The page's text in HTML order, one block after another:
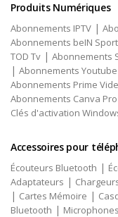
Produits Numériques
Abonnements IPTV |
Abonnements beIN
TOD Tv | Abonnements
| Abonnements
Abonnements Prime
Abonnements Canva Pro
Clés d'activation
Accessoires pour
Écouteurs Bluetooth |
Adaptateurs |
| Cartes Mémoire |
Bluetooth | Microphones